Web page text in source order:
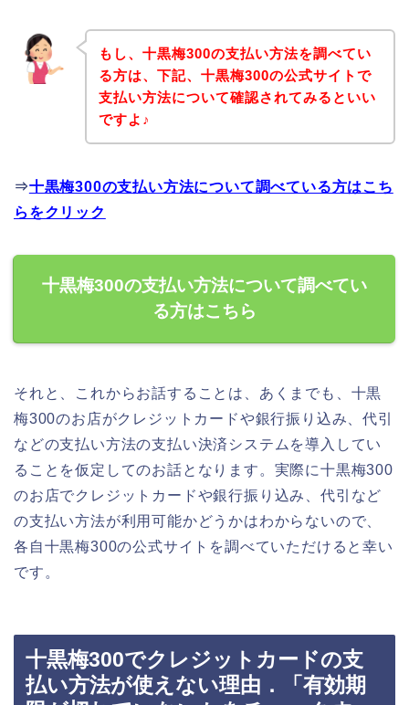
もし、十黒梅300の支払い方法を調べてい
る方は、下記、十黒梅300の公式サイトで
支払い方法について確認されてみるといい
ですよ♪
⇒十黒梅300の支払い方法について調べている方はこち
らをクリック
十黒梅300の支払い方法について調べてい
る方はこちら
それと、これからお話することは、あくまでも、十黒
梅300のお店がクレジットカードや銀行振り込み、代引
などの支払い方法の支払い決済システムを導入してい
ることを仮定してのお話となります。実際に十黒梅300
のお店でクレジットカードや銀行振り込み、代引など
の支払い方法が利用可能かどうかはわからないので、
各自十黒梅300の公式サイトを調べていただけると幸い
です。
十黒梅300でクレジットカードの支
払い方法が使えない理由．「有効期